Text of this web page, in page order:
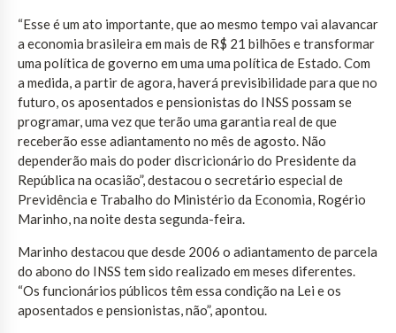
“Esse é um ato importante, que ao mesmo tempo vai alavancar
a economia brasileira em mais de R$ 21 bilhões e transformar
uma política de governo em uma uma política de Estado. Com
a medida, a partir de agora, haverá previsibilidade para que no
futuro, os aposentados e pensionistas do INSS possam se
programar, uma vez que terão uma garantia real de que
receberão esse adiantamento no mês de agosto. Não
dependerão mais do poder discricionário do Presidente da
República na ocasião”, destacou o secretário especial de
Previdência e Trabalho do Ministério da Economia, Rogério
Marinho, na noite desta segunda-feira.
Marinho destacou que desde 2006 o adiantamento de parcela
do abono do INSS tem sido realizado em meses diferentes.
“Os funcionários públicos têm essa condição na Lei e os
aposentados e pensionistas, não”, apontou.